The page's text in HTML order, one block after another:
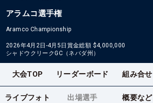
アラムコ選手権
Aramco Championship
2026年4月2日-4月5日 賞金総額 $4,000,000
シャドウクリークGC（ネバダ州）
大会TOP リーダーボード 組み合せ
ライブフォト 出場選手 概要など